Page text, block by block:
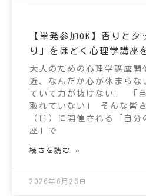
【単発参加OK】香りと
り」をほどく心理学講座
大人のための心理学講座
近、なんだか心が休まらな
ていて力が抜けない」 「
取れていない」 そんな皆
（日）に開催される「自
座」で
続きを読む »
2026年6月26日